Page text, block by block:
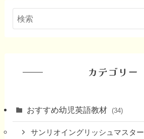
カテゴリー
おすすめ幼児英語教材 (34)
サンリオイングリッシュマスター